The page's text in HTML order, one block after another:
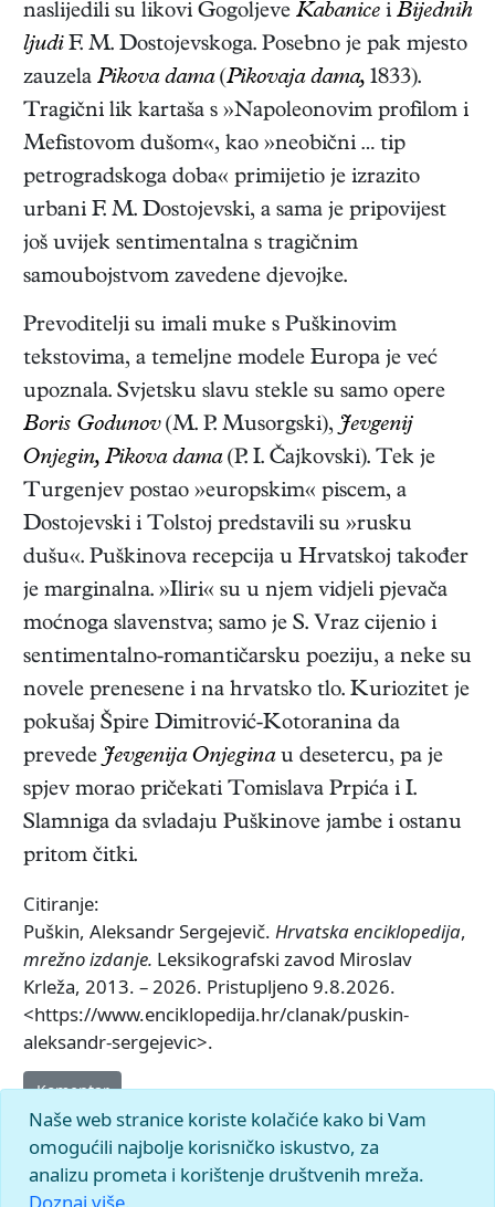
naslijedili su likovi Gogoljeve Kabanice i Bijednih
ljudiF. M. Dostojevskoga. Posebno je pak mjesto
zauzela Pikova dama(Pikovaja dama, 1833).
Tragični lik kartaša s »Napoleonovim profilom i
Mefistovom dušom«, kao »neobični … tip
petrogradskoga doba« primijetio je izrazito
urbani F. M. Dostojevski, a sama je pripovijest
još uvijek sentimentalna s tragičnim
samoubojstvom zavedene djevojke.
Prevoditelji su imali muke s Puškinovim
tekstovima, a temeljne modele Europa je već
upoznala. Svjetsku slavu stekle su samo opere
Boris Godunov(M. P. Musorgski),Jevgenij
Onjegin, Pikova dama(P. I. Čajkovski). Tek je
Turgenjev postao »europskim« piscem, a
Dostojevski i Tolstoj predstavili su »rusku
dušu«. Puškinova recepcija u Hrvatskoj također
je marginalna. »Iliri« su u njem vidjeli pjevača
moćnoga slavenstva; samo je S. Vraz cijenio i
sentimentalno-romantičarsku poeziju, a neke su
novele prenesene i na hrvatsko tlo. Kuriozitet je
pokušaj Špire Dimitrović-Kotoranina da
prevedeJevgenija Onjeginau desetercu, pa je
spjev morao pričekati Tomislava Prpića i I.
Slamniga da svladaju Puškinove jambe i ostanu
pritom čitki.
Citiranje:
Puškin, Aleksandr Sergejevič. Hrvatska enciklopedija,
mrežno izdanje. Leksikografski zavod Miroslav
Krleža, 2013. – 2026. Pristupljeno 9.8.2026.
<https://www.enciklopedija.hr/clanak/puskin-
aleksandr-sergejevic>.
Komentar
Naše web stranice koriste kolačiće kako bi Vam
omogućili najbolje korisničko iskustvo, za
analizu prometa i korištenje društvenih mreža.
Doznaj više.